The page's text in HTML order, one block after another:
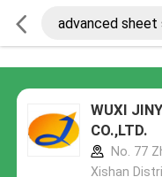
WUXI
CO.,LTD.
No. 77
Xishan